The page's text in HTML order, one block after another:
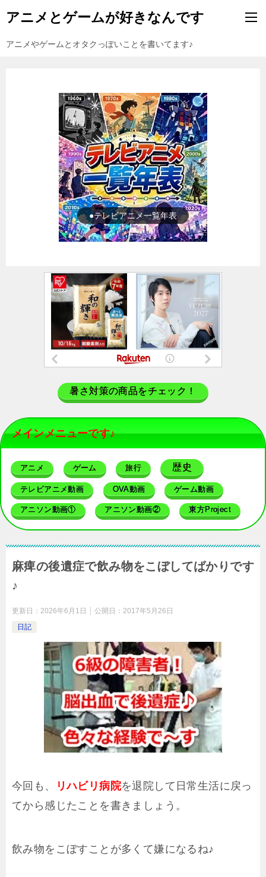
アニメとゲームが好きなんです
アニメやゲームとオタクっぽいことを書いてます♪
●ゲーム一覧年表
暑さ対策の商品をチェック！
メインメニューです♪
アニメ ゲーム 旅行 歴史
テレビアニメ動画 OVA動画 ゲーム動画
アニソン動画① アニソン動画② 東方Project
麻痺の後遺症で飲み物をこぼしてばかりです
♪
更新日： 2026年6月1日 公開日： 2017年5月26日
日記
今回も、 リハビリ病院を退院して日常生活に戻っ
てから感じたことを書きましょう。
飲み物をこぼすことが多くて嫌になるね♪